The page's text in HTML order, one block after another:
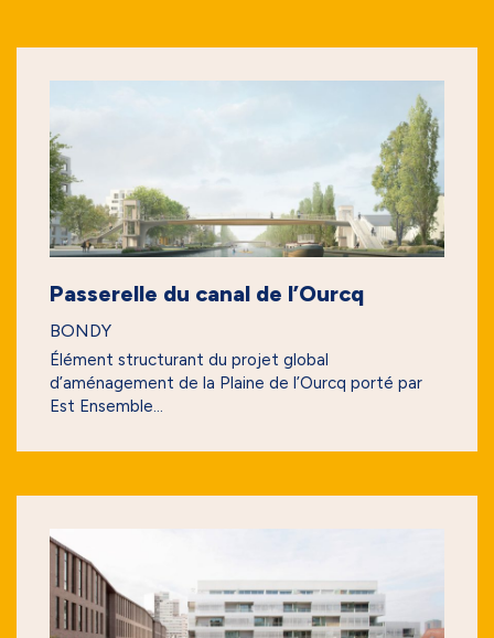
Passerelle du canal de l’Ourcq
BONDY
Élément structurant du projet global
d’aménagement de la Plaine de l’Ourcq porté par
Est Ensemble...